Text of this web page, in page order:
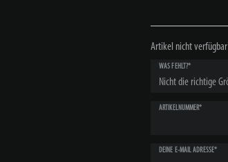
Artikel nicht
WAS FEHLT?*
ARTIKELNUMMER*
DEINE E-MAIL ADRESSE*